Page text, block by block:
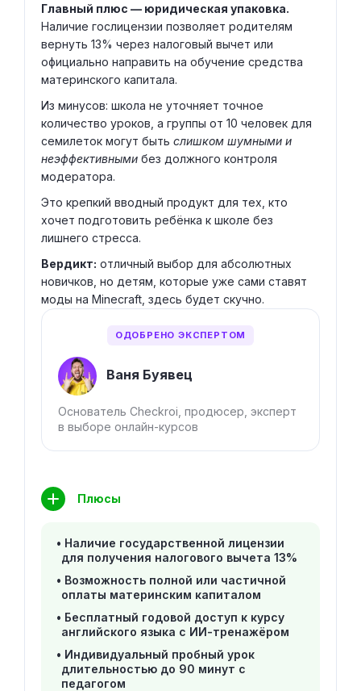
Главный плюс — юридическая упаковка.
Наличие гослицензии позволяет родителям
вернуть 13% через налоговый вычет или
официально направить на обучение средства
материнского капитала.
Из минусов: школа не уточняет точное
количество уроков, а группы от 10 человек для
семилеток могут быть слишком шумными и
неэффективными без должного контроля
модератора.
Это крепкий вводный продукт для тех, кто
хочет подготовить ребёнка к школе без
лишнего стресса.
Вердикт: отличный выбор для абсолютных
новичков, но детям, которые уже сами ставят
моды на Minecraft, здесь будет скучно.
ОДОБРЕНО ЭКСПЕРТОМ
Ваня Буявец
Основатель Checkroi, продюсер, эксперт
в выборе онлайн-курсов
Плюсы
Наличие государственной лицензии
для получения налогового вычета 13%
Возможность полной или частичной
оплаты материнским капиталом
Бесплатный годовой доступ к курсу
английского языка с ИИ-тренажёром
Индивидуальный пробный урок
длительностью до 90 минут с
педагогом